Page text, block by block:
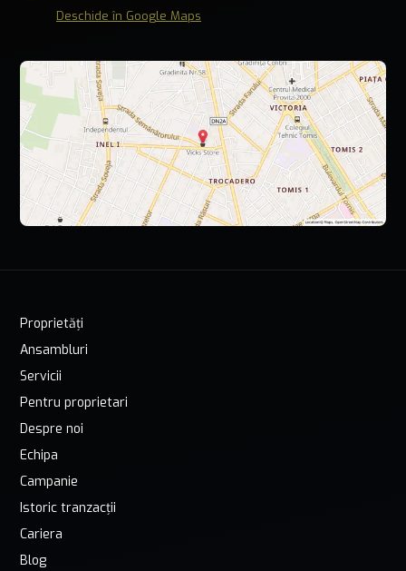
Deschide în Google Maps
Proprietăți
Ansambluri
Servicii
Pentru proprietari
Despre noi
Echipa
Campanie
Istoric tranzacții
Cariera
Blog